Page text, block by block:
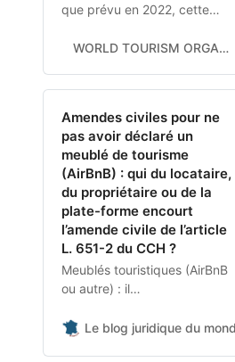
que prévu en 2022, cette
retour des arrivées
Orient
WORLD TOURISM ORGANIZATION A UNITED NATIONS SPECIALIZED AGENCY
Amendes civiles pour ne
pas avoir déclaré un
meublé de tourisme
(AirBnB) : qui du locataire,
du propriétaire ou de la
plate-forme encourt
l’amende civile de l’article
L. 651-2 du CCH ?
Meublés touristiques (AirBnB
ou autre) : il
locataire qui s’y adonne
Le blog juridique du